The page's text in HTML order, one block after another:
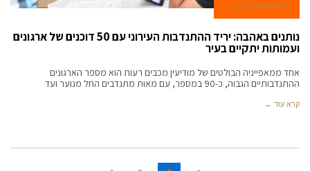
14 בדצמבר 2022
נותנים באהבה: יריד ההתנדבות העירוני עם 50 דוכנים של ארגונים
ועמותות יתקיים בעיר
אחד ממאפייניה הבולטים של מודיעין מכבים רעות הוא מספר הארגונים
ההתנדבותיים הגבוה, כ-90 במספר, עם מאות מתנדבים החל מנוער ועד
קרא עוד ←